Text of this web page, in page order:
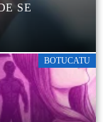
SE
BOTUCATU